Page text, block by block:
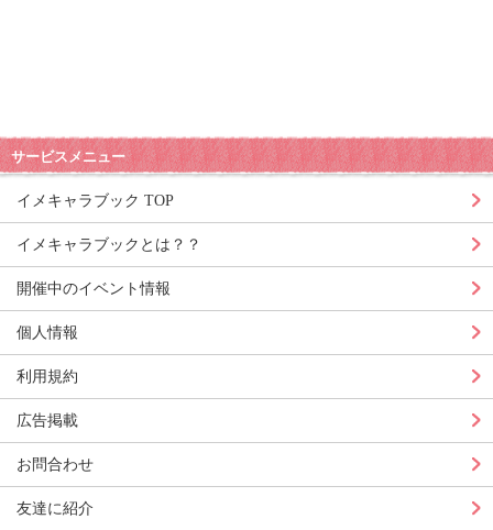
サービスメニュー
イメキャラブック TOP
イメキャラブックとは？？
開催中のイベント情報
個人情報
利用規約
広告掲載
お問合わせ
友達に紹介